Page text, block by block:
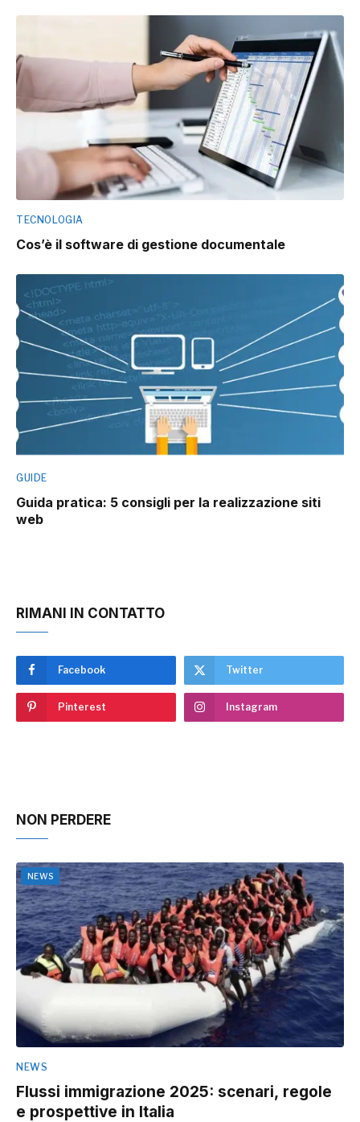
TECNOLOGIA
Cos’è il software di gestione documentale
GUIDE
Guida pratica: 5 consigli per la realizzazione siti
web
RIMANI IN CONTATTO
Facebook Twitter
Pinterest Instagram
NON PERDERE
NEWS
NEWS
Flussi immigrazione 2025: scenari, regole
e prospettive in Italia